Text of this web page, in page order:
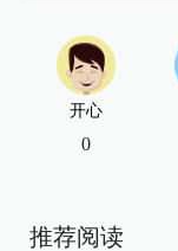
开心
0
推荐阅读